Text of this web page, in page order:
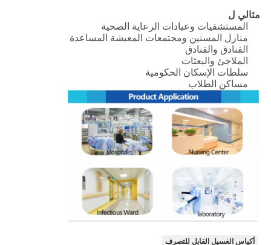
مثالي ل
المستشفيات وعيادات الرعاية الصحية
منازل المسنين ومجتمعات المعيشة المساعدة
الفنادق والفنادق
الملاجئ والبعثات
سلطات الإسكان الحكومية
مساكن الطلاب
أكياس الغسيل القابل للتصرف